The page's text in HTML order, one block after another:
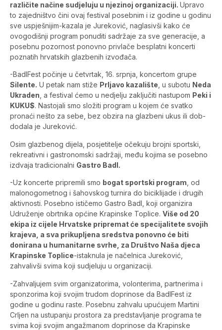
različite načine sudjeluju u njezinoj organizaciji. Upravo
to zajedništvo čini ovaj festival posebnim i iz godine u godinu
sve uspješnijim-kazala je Jureković, naglasivši kako će
ovogodišnji program ponuditi sadržaje za sve generacije, a
posebnu pozornost ponovno privlače besplatni koncerti
poznatih hrvatskih glazbenih izvođača.
-BadlFest počinje u četvrtak, 16. srpnja, koncertom grupe
Silente. U petak nam stiže Prljavo kazalište, u subotu Neda
Ukraden, a festival ćemo u nedjelju zaključiti nastupom Peki i
KUKU$. Nastojali smo složiti program u kojem će svatko
pronaći nešto za sebe, bez obzira na glazbeni ukus ili dob-
dodala je Jureković.
Osim glazbenog dijela, posjetitelje očekuju brojni sportski,
rekreativni i gastronomski sadržaji, među kojima se posebno
izdvaja tradicionalni Gastro Badl.
-Uz koncerte pripremili smo bogat sportski program , od
malonogometnog i šahovskog turnira do biciklijade i drugih
aktivnosti. Posebno ističemo Gastro Badl, koji organizira
Udruženje obrtnika općine Krapinske Toplice. Više od 20
ekipa iz cijele Hrvatske pripremat će specijalitete svojih
krajeva, a sva prikupljena sredstva ponovno će biti
donirana u humanitarne svrhe, za Društvo Naša djeca
Krapinske Toplice-istaknula je načelnica Jureković,
zahvalivši svima koji sudjeluju u organizaciji.
-Zahvaljujem svim organizatorima, volonterima, partnerima i
sponzorima koji svojim trudom doprinose da BadlFest iz
godine u godinu raste. Posebnu zahvalu upućujem Martini
Crljen na ustupanju prostora za predstavljanje programa te
svima koji svojim angažmanom doprinose da Krapinske